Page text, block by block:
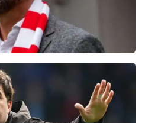
освистали команду